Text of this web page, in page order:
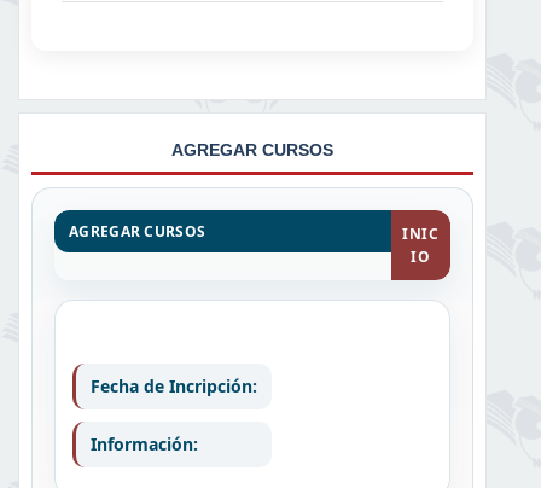
AGREGAR CURSOS
AGREGAR CURSOS
INIC
IO
Fecha de Incripción:
Información: